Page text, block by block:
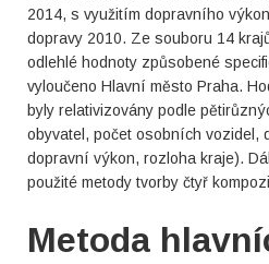
2014, s využitím dopravního
dopravy 2010. Ze souboru 14
odlehlé hodnoty způsobené
vyloučeno Hlavní město Praha.
byly relativizovány podle
obyvatel, počet osobních vozidel,
dopravní výkon, rozloha kraje).
použité metody tvorby čtyř
Metoda